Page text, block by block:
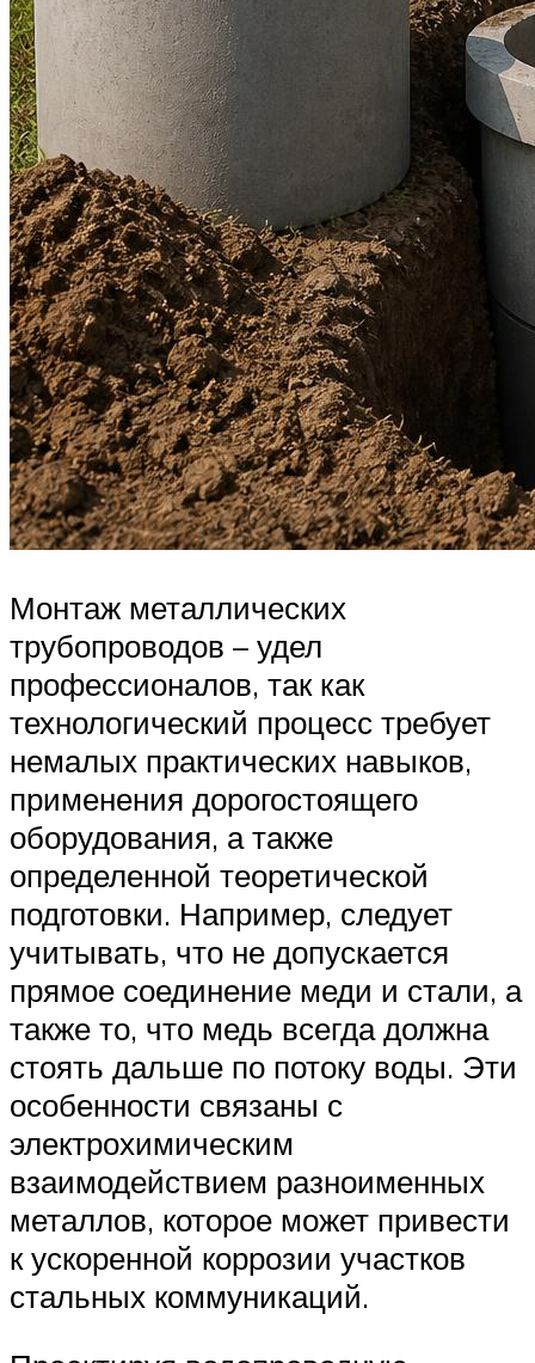
Монтаж металлических
трубопроводов – удел
профессионалов, так как
технологический процесс требует
немалых практических навыков,
применения дорогостоящего
оборудования, а также
определенной теоретической
подготовки. Например, следует
учитывать, что не допускается
прямое соединение меди и стали, а
также то, что медь всегда должна
стоять дальше по потоку воды. Эти
особенности связаны с
электрохимическим
взаимодействием разноименных
металлов, которое может привести
к ускоренной коррозии участков
стальных коммуникаций.